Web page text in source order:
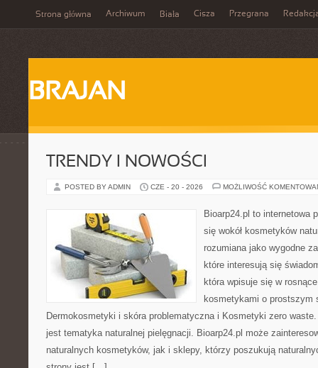
Strona główna Archiwum Biała Cisza Przegrana
BRAJAN
TRENDY I NOWOŚCI
POSTED BY ADMIN CZE - 20 - 2026 MOŻLIWOŚĆ
Bioarp24.pl to internetowa
się wokół kosmetyków
rozumiana jako wygodne
które interesują się
która wpisuje się w
kosmetykami o prostszym
Dermokosmetyki i skóra problematyczna i Kosmetyki zero
jest tematyka naturalnej pielęgnacji. Bioarp24.pl może
naturalnych kosmetyków, jak i sklepy, którzy poszukują